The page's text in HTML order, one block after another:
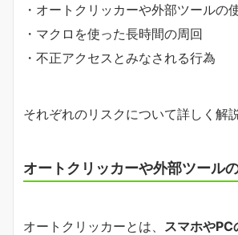
・オートクリッカーや外部ツールの
・マクロを使った長時間の周回
・不正アクセスとみなされる行為
それぞれのリスクについて詳しく解
オートクリッカーや外部ツール
オートクリッカーとは、 スマホやPC